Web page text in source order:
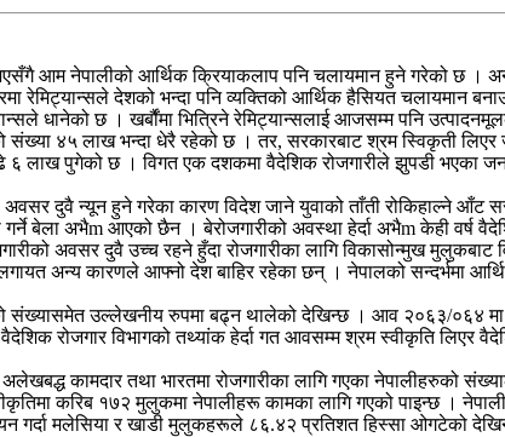
भएसँगै आम नेपालीको आर्थिक क्रियाकलाप पनि चलायमान हुने गरेको छ
रेमिट्यान्सले देशको भन्दा पनि व्यक्तिको आर्थिक हैसियत चलायमान
धानेको छ । खर्बौंमा भित्रिने रेमिट्यान्सलाई आजसम्म पनि
संख्या ४५ लाख भन्दा धेरै रहेको छ । तर, सरकारबाट श्रम स्विकृती
६ लाख पुगेको छ । विगत एक दशकमा वैदेशिक रोजगारीले झुपडी भएका
दुवै न्यून हुने गरेका कारण विदेश जाने युवाको ताँती रोकिहाल्ने आँट
बेला अभैm आएको छैन । बेरोजगारीको अवस्था हेर्दा अभैm केही वर्ष
अवसर दुवै उच्च रहने हुँदा रोजगारीका लागि विकासोन्मुख
अन्य कारणले आफ्नो देश बाहिर रहेका छन् । नेपालको सन्दर्भमा
संख्यासमेत उल्लेखनीय रुपमा बढ्न थालेको देखिन्छ । आव २०६३/०६४ मा
रोजगार विभागको तथ्यांक हेर्दा गत आवसम्म श्रम स्वीकृति लिएर
अलेखबद्ध कामदार तथा भारतमा रोजगारीका लागि गएका
करिब १७२ मुलुकमा नेपालीहरू कामका लागि गएको पाइन्छ ।
गर्दा मलेसिया र खाडी मुलुकहरूले ८६.४२ प्रतिशत हिस्सा ओगटेको